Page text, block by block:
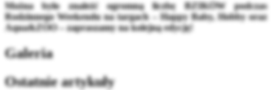
Można było znaleźć ogromną liczbę BZIKÓW podczas
Rodzinnego Weekendu na targach – Happy Baby, Hobby oraz
Aqua&ZOO – zapraszamy na kolejną edycję!
Galeria
Ostatnie artykuły